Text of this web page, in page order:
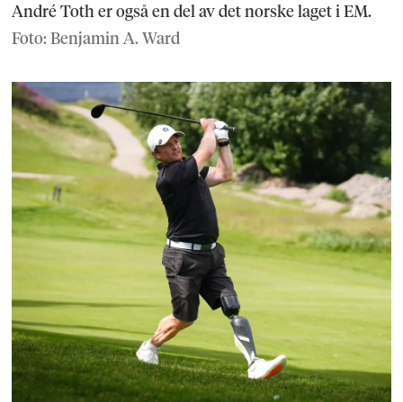
André Toth er også en del av det norske laget i EM.
Foto: Benjamin A. Ward